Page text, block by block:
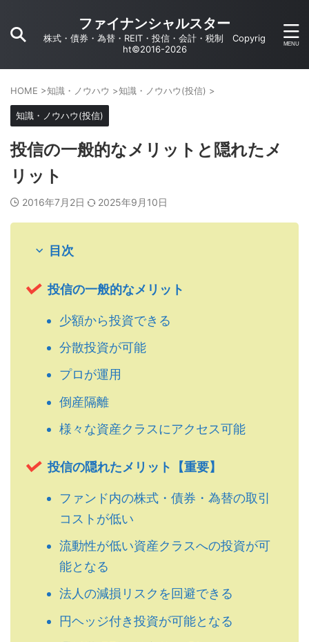
ファイナンシャルスター
株式・債券・為替・REIT・投信・会計・税制 Copyrig
ht©2016-2026
HOME >知識・ノウハウ >知識・ノウハウ(投信) >
知識・ノウハウ(投信)
投信の一般的なメリットと隠れたメ
リット
2016年7月2日 2025年9月10日
目次
投信の一般的なメリット
少額から投資できる
分散投資が可能
プロが運用
倒産隔離
様々な資産クラスにアクセス可能
投信の隠れたメリット【重要】
ファンド内の株式・債券・為替の取引
コストが低い
流動性が低い資産クラスへの投資が可
能となる
法人の減損リスクを回避できる
円ヘッジ付き投資が可能となる